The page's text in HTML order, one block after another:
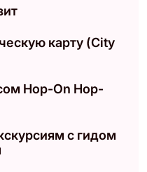
карту (City
Hop-On Hop-
с гидом